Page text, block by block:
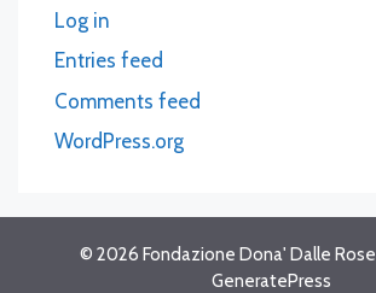
Log in
Entries feed
Comments feed
WordPress.org
© 2026 Fondazione Dona' Dalle Rose
GeneratePress